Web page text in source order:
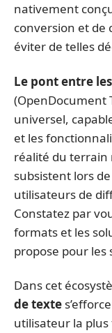
nativement
conversion et de
éviter de telles
Le pont entre
(OpenDocument
universel,
et les
réalité du terrain
subsistent lors
utilisateurs de
Constatez par
formats et les
propose pour les
Dans cet
de texte
utilisateur la